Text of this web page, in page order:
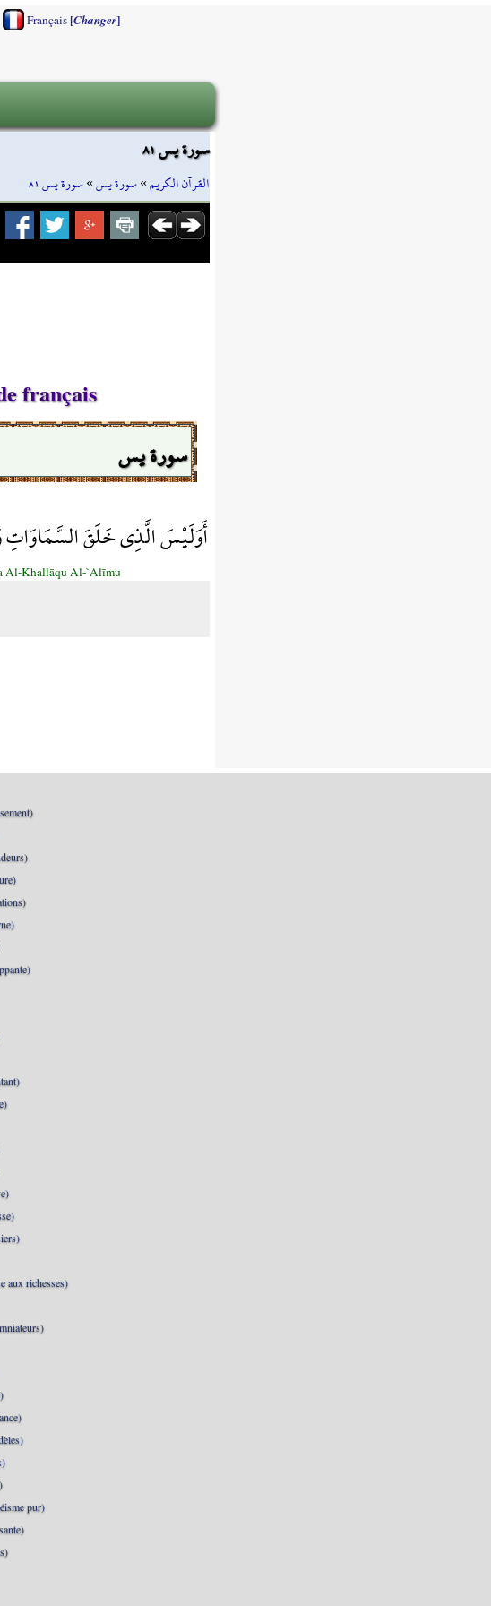
Français[Changer]
سورة يس ٨١
القرآن الكريم»سورة يس»سورة يس ٨١
français
سورة يس
أَوَلَيْسَ الَّذِي خَلَقَ السَّمَاوَاتِ
Al-Khallāqu Al-`Alīmu
aux richesses)
pur)